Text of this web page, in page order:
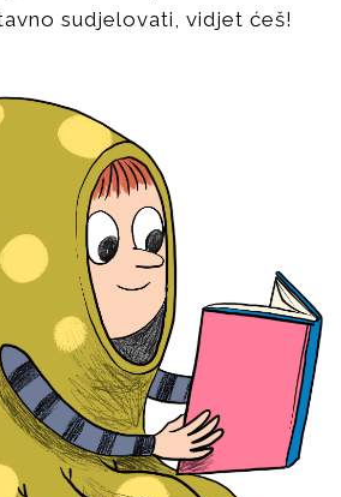
sudjelovati, vidjet ćeš!